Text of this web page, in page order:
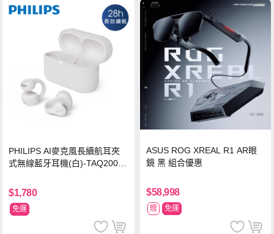
PHILIPS AI麥克風長續航耳夾
式無線藍牙耳機(白)-TAQ2000
$1,780
免運
ASUS ROG XREAL R1 AR眼
鏡 黑 組合優惠
$58,998
贈 免運